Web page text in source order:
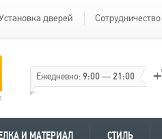
дверей Сотрудничество
Ежедневно:9:00—21:00
И МАТЕРИАЛ СТИЛЬ